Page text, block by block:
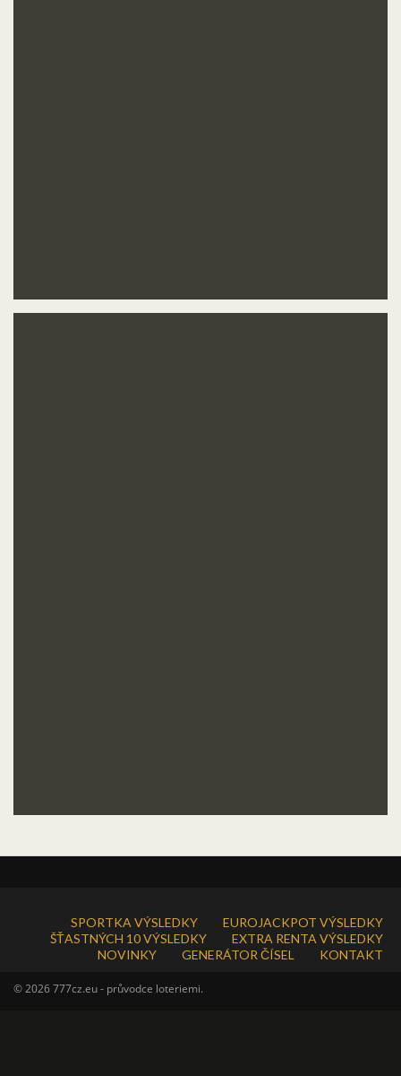
SPORTKA VÝSLEDKY
EUROJACKPOT VÝSLEDKY
ŠŤASTNÝCH 10 VÝSLEDKY
EXTRA RENTA VÝSLEDKY
NOVINKY
GENERÁTOR ČÍSEL KONTAKT
© 2026 777cz.eu - průvodce loteriemi.